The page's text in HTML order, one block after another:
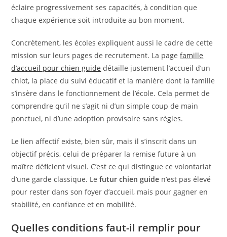
éclaire progressivement ses capacités, à condition que
chaque expérience soit introduite au bon moment.
Concrètement, les écoles expliquent aussi le cadre de cette
mission sur leurs pages de recrutement. La pagefamille
d’accueil pour chien guide détaille justement l’accueil d’un
chiot, la place du suivi éducatif et la manière dont la famille
s’insère dans le fonctionnement de l’école. Cela permet de
comprendre qu’il ne s’agit ni d’un simple coup de main
ponctuel, ni d’une adoption provisoire sans règles.
Le lien affectif existe, bien sûr, mais il s’inscrit dans un
objectif précis, celui de préparer la remise future à un
maître déficient visuel. C’est ce qui distingue ce volontariat
d’une garde classique. Lefutur chien guide n’est pas élevé
pour rester dans son foyer d’accueil, mais pour gagner en
stabilité, en confiance et en mobilité.
Quelles conditions faut-il remplir pour